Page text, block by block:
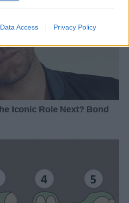
Data Access Privacy Policy